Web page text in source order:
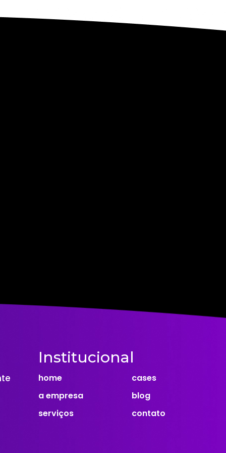
Institucional
home
cases
a empresa
blog
serviços
contato